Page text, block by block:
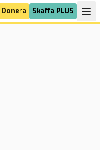
Donera Skaffa PLUS